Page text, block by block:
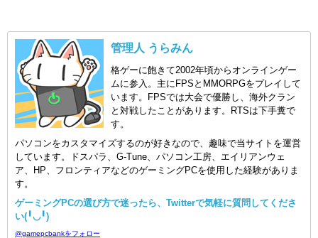
管理人 うらみん
格ゲーに飽きて2002年頃からオンラインゲー
ムに参入。主にFPSとMMORPGをプレイして
います。FPSでは大会で優勝し、海外クラン
と対戦したことがあります。RTSは下手糞で
す。
パソコンをカスタマイズするのが好きなので、趣味で当サイトを運営
しています。ドスパラ、G-Tune、パソコン工房、エイリアンウェ
ア、HP、フロンティアなどのゲーミングPCを使用した経験がありま
す。
ゲーミングPCの選び方で迷ったら、Twitterで気軽に質問してくださ
い(╹◡╹)
@gamepcbankをフォロー